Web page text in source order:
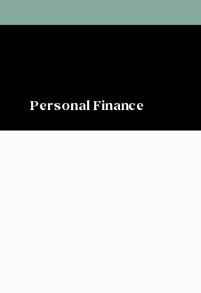
Personal Finance